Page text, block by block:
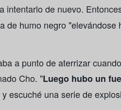
intentarlo de nuevo.
de humo negro "elevándose
a punto de aterrizar
Cho. "Luego hubo un
y escuché una serie de